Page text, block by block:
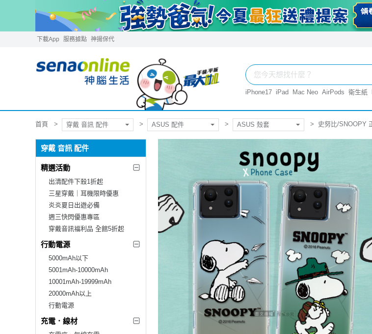
下載App 服務據點 神揚保代
iPhone17 iPad Mac Neo AirPods 衛生紙
首頁 穿戴 音訊 配件 ASUS 配件 ASUS 殼套 史努比/SNOOPY
穿戴 音訊 配件
精選活動
出清配件下殺1折起
三星穿戴｜耳機限時優惠
炎炎夏日出遊必備
週三快閃優惠專區
穿戴音訊福利品 全館5折起
行動電源
5000mAh以下
5001mAh-10000mAh
10001mAh-19999mAh
20000mAh以上
行動電源
充電．線材